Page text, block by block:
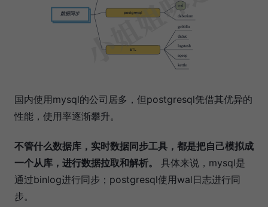
国内使用mysql的公司居多，但postgresql凭借其优异的
性能，使用率逐渐攀升。
不管什么数据库，实时数据同步工具，都是把自己模拟成
一个从库，进行数据拉取和解析。
具体来说，mysql是
通过binlog进行同步；postgresql使用wal日志进行同
步。